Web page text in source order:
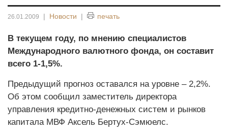
26.01.2009 | Новости | печать
В текущем году, по мнению специалистов
Международного валютного фонда, он составит
всего 1-1,5%.
Предыдущий прогноз оставался на уровне – 2,2%.
Об этом сообщил заместитель директора
управления кредитно-денежных систем и рынков
капитала МВФ Аксель Бертух-Сэмюелс.